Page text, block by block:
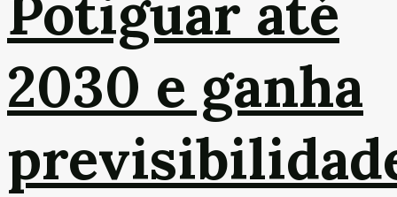
Potiguar até
2030 e ganha